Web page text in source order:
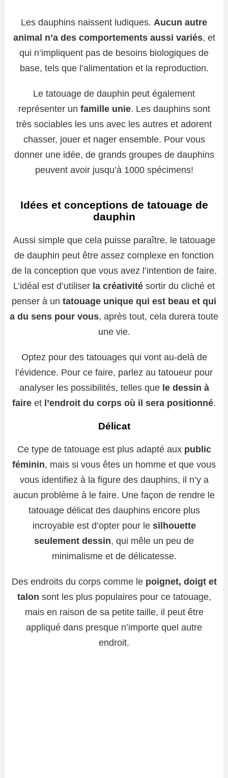
Les dauphins naissent ludiques. Aucun autre
animal n’a des comportements aussi variés, et
qui n’impliquent pas de besoins biologiques de
base, tels que l’alimentation et la reproduction.
Le tatouage de dauphin peut également
représenter un famille unie. Les dauphins sont
très sociables les uns avec les autres et adorent
chasser, jouer et nager ensemble. Pour vous
donner une idée, de grands groupes de dauphins
peuvent avoir jusqu’à 1000 spécimens!
Idées et conceptions de tatouage de
dauphin
Aussi simple que cela puisse paraître, le tatouage
de dauphin peut être assez complexe en fonction
de la conception que vous avez l’intention de faire.
L’idéal est d’utiliser la créativité sortir du cliché et
penser à un tatouage unique qui est beau et qui
a du sens pour vous, après tout, cela durera toute
une vie.
Optez pour des tatouages ​​qui vont au-delà de
l’évidence. Pour ce faire, parlez au tatoueur pour
analyser les possibilités, telles que le dessin à
faire et l’endroit du corps où il sera positionné.
Délicat
Ce type de tatouage est plus adapté aux public
féminin, mais si vous êtes un homme et que vous
vous identifiez à la figure des dauphins, il n’y a
aucun problème à le faire. Une façon de rendre le
tatouage délicat des dauphins encore plus
incroyable est d’opter pour le silhouette
seulement dessin, qui mêle un peu de
minimalisme et de délicatesse.
Des endroits du corps comme le poignet, doigt et
talon sont les plus populaires pour ce tatouage,
mais en raison de sa petite taille, il peut être
appliqué dans presque n’importe quel autre
endroit.